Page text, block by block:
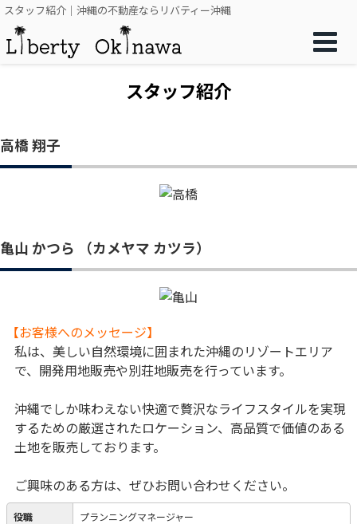
スタッフ紹介｜沖縄の不動産ならリバティー沖縄
スタッフ紹介
高橋 翔子
亀山 かつら （カメヤマ カツラ）
【お客様へのメッセージ】
私は、美しい自然環境に囲まれた沖縄のリゾートエリア
で、開発用地販売や別荘地販売を行っています。
沖縄でしか味わえない快適で贅沢なライフスタイルを実現
するための厳選されたロケーション、高品質で価値のある
土地を販売しております。
ご興味のある方は、ぜひお問い合わせください。
役職 プランニングマネージャー